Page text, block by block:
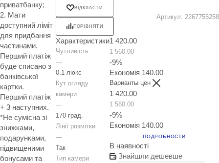
приватбанку;
2. Мати
доступний ліміт
для придбання
частинами.
Перший платіж
буде списано з
банківської
картки.
Перший платіж
+ 3 наступних.
*Не сумісна зі
знижками,
подарунками,
підвищеними
бонусами та
ВІДКЛАСТИ
ПОРІВНЯТИ
Артикул: 2267755258
Характеристики
Чутливість
—
0.1 люкс
Кут огляду
камери
—
170 град.
Лінії розмітки
—
Так
Тип камери
1 420.00
1 560.00
-9%
Економія 140.00
Варианты цен
1 420.00
1 560.00
-9%
Економія 140.00
ПОДРОБНОСТИ
В наявності
Знайшли дешевше